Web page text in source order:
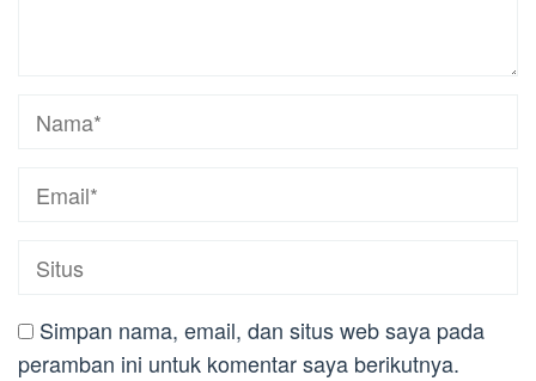
Simpan nama, email, dan situs web saya pada
peramban ini untuk komentar saya berikutnya.